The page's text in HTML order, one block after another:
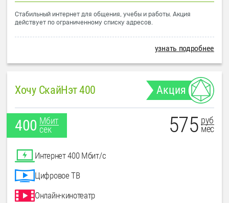
Стабильный интернет для общения, учебы и работы. Акция
действует по ограниченному списку адресов.
узнать подробнее
Хочу СкайНэт 400 Акция
400 Мбит
сек
575 руб
мес
Интернет 400 Мбит/с
Цифровое ТВ
Онлайн-кинотеатр